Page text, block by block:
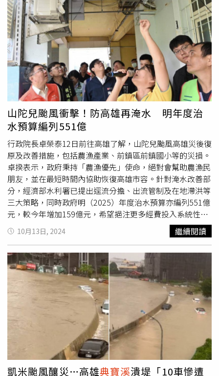
處，保全戶2079人；大規模崩塌紅色警戒1處、黃色警戒4
處，保全戶33人，總計全市累計撤離2315人，包含杉林區
35人預防性撤離，昨晚10時前全數完成。市府今訪視收容
所，確保撤離民眾安全，並採保守策略，待明早天亮後再安
排返家。陳其邁表示，感謝中央治水經費補助，永安、茄萣
等沿海地區未發生淹水，永達、新港、北溝抽水站運作順
利。典寶溪、曹公新圳等流域改善工程，包含堤岸加高、滯
洪池開闢及橋梁瓶頸段改善，於本次豪雨發揮成效。他特別
感謝行政院及院長卓榮泰支持，盼未來中央持續協助解決茄
萣大排及西南沿海水閘門、抽水站問題，防範天文大潮淹水
風險。最後，陳其邁提到，整體來看，這次的雨量雖然沒有
氣象署總體預測雨量來的高，「但我們還是會做最壞的劇
本，做更審慎、更嚴謹的準備，來因應這次的豪雨相關可能
帶來致災性的風險」，也謝謝總統關心。
山陀兒颱風衝擊！防高雄再淹水 明年度治
水預算編列551億
行政院長卓榮泰12日前往高雄了解，山陀兒颱風高雄災後復
原及改善措施，包括農漁產業、前鎮區前鎮國小等的災損。
卓揆表示，政府秉持「農漁優先」使命，絕對會幫助農漁民
朋友，並在最短時間內協助恢復高雄市容。針對淹水改善部
分，經濟部水利署已提出逕流分擔、出流管制及在地滯洪等
三大策略，同時政府明（2025）年度治水預算亦編列551億
元，較今年增加159億元，希望挹注更多經費投入系統性治
水工程，打造安全無虞的居住環境。對於高雄市前鎮區前鎮
國小的受損，卓榮泰指示，為緊急協助校園復原，教育部國
民及學前教育署已在第一時間迅速核定800萬元搶修復原經
費，協助校園儘速恢復正常運作，後續如仍有相關緊急復建
需求，中央將全力協助，確保校園環境安全無虞。高雄市政
府向卓揆報告，此次山陀兒颱風造成高雄整體災損總額初估
31.55億元，復建工程包括道路公園路樹、水利設施、校園
環境、場館園區、農漁產業等，其中道路公園樹木、設施及
路燈復舊經費共計14億元，依「公共設施災後復建工程經費
審議及執行作業要點」，非屬中央復建工程補助範圍，希望
中央以專案方式補助辦理。行政院表示，颱風極端降雨導致
高雄低窪地區淹水，為改善淹水情形，中央於2024至2026
年將分別補助高雄27.9億元辦理區域排水改善工程、4.7億
10月13日, 2024 繼續閱讀
凱米颱風釀災…高雄典寶溪潰堤「10車慘遭